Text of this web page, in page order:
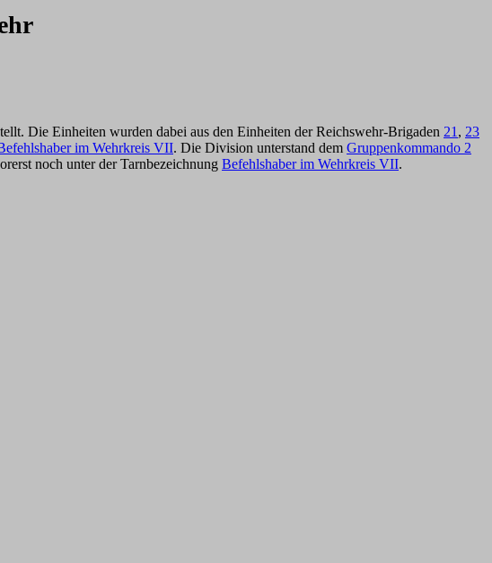
Die Einheiten wurden dabei aus den Einheiten der Reichswehr-Brigaden 21 , 23
im Wehrkreis VII. Die Division unterstand dem Gruppenkommando 2
noch unter der Tarnbezeichnung Befehlshaber im Wehrkreis VII.